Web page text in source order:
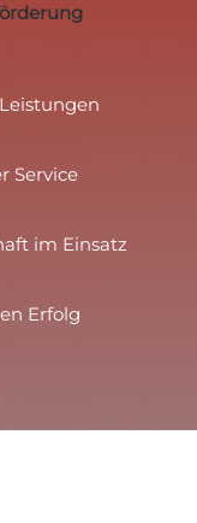
Service
im Einsatz
Erfolg